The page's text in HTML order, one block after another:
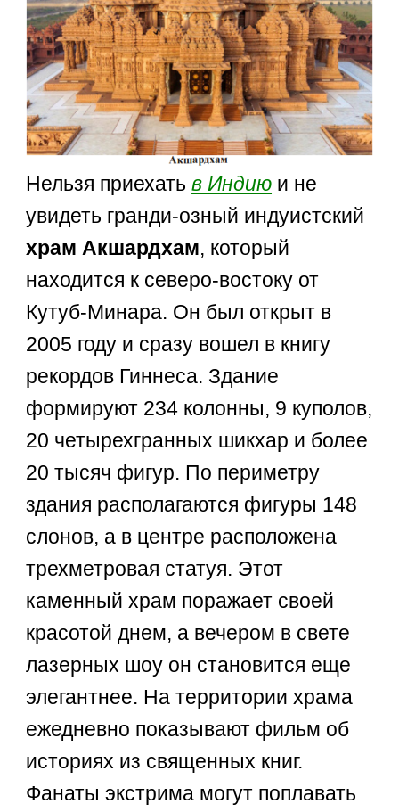
Нельзя приехатьв Индию и не
увидеть гранди-озный индуистский
храм Акшардхам, который
находится к северо-востоку от
Кутуб-Минара. Он был открыт в
2005 году и сразу вошел в книгу
рекордов Гиннеса. Здание
формируют 234 колонны, 9 куполов,
20 четырехгранных шикхар и более
20 тысяч фигур. По периметру
здания располагаются фигуры 148
слонов, а в центре расположена
трехметровая статуя. Этот
каменный храм поражает своей
красотой днем, а вечером в свете
лазерных шоу он становится еще
элегантнее. На территории храма
ежедневно показывают фильм об
историях из священных книг.
Фанаты экстрима могут поплавать